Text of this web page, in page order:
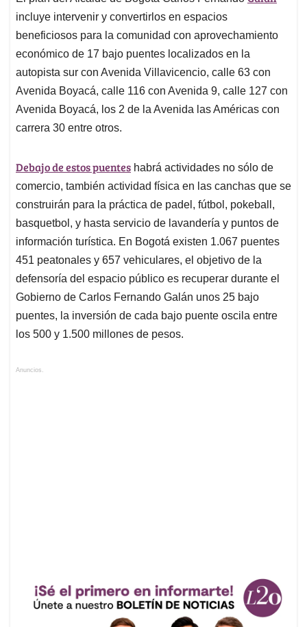
incluye intervenir y convertirlos en espacios
beneficiosos para la comunidad con aprovechamiento
económico de 17 bajo puentes localizados en la
autopista sur con Avenida Villavicencio, calle 63 con
Avenida Boyacá, calle 116 con Avenida 9, calle 127 con
Avenida Boyacá, los 2 de la Avenida las Américas con
carrera 30 entre otros.
Debajo de estos puentes habrá actividades no sólo de
comercio, también actividad física en las canchas que se
construirán para la práctica de padel, fútbol, pokeball,
basquetbol, y hasta servicio de lavandería y puntos de
información turística. En Bogotá existen 1.067 puentes
451 peatonales y 657 vehiculares, el objetivo de la
defensoría del espacio público es recuperar durante el
Gobierno de Carlos Fernando Galán unos 25 bajo
puentes, la inversión de cada bajo puente oscila entre
los 500 y 1.500 millones de pesos.
Anuncios.